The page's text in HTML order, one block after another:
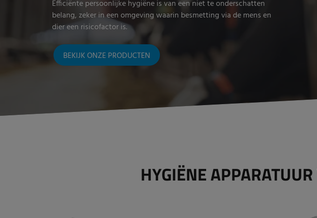
Efficiënte persoonlijke hygiëne is van een niet te onderschatten
belang, zeker in een omgeving waarin besmetting via de mens en
dier een risicofactor is.
BEKIJK ONZE PRODUCTEN
HYGIËNE APPARATUUR